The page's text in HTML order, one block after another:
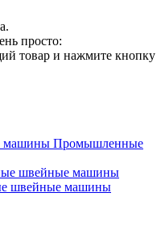
просто:
товар и нажмите кнопку
Промышленные
швейные машины
швейные машины